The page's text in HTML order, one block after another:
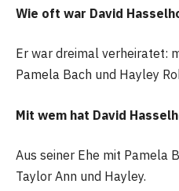
Wie oft war David
Er war dreimal verheiratet:
Pamela Bach und Hayley
Mit wem hat David
Aus seiner Ehe mit Pamela
Taylor Ann und Hayley.